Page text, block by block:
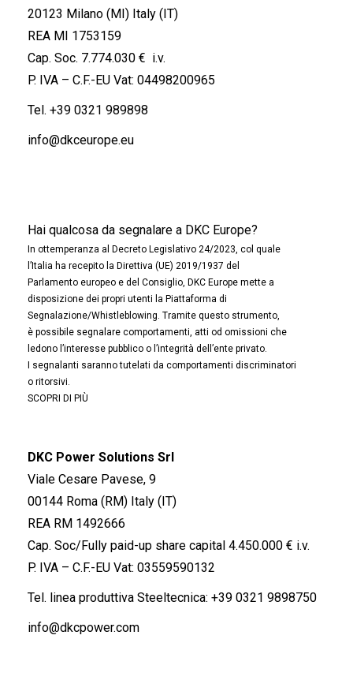
20123 Milano (MI) Italy (IT)
REA MI 1753159
Cap. Soc. 7.774.030 € i.v.
P. IVA – C.F.-EU Vat: 04498200965
Tel. +39 0321 989898
info@dkceurope.eu
Hai qualcosa da segnalare a DKC Europe?
In ottemperanza al Decreto Legislativo 24/2023, col quale
l’Italia ha recepito la Direttiva (UE) 2019/1937 del
Parlamento europeo e del Consiglio, DKC Europe mette a
disposizione dei propri utenti la Piattaforma di
Segnalazione/Whistleblowing. Tramite questo strumento,
è possibile segnalare comportamenti, atti od omissioni che
ledono l’interesse pubblico o l’integrità dell’ente privato.
I segnalanti saranno tutelati da comportamenti discriminatori
o ritorsivi.
SCOPRI DI PIÙ
DKC Power Solutions Srl
Viale Cesare Pavese, 9
00144 Roma (RM) Italy (IT)
REA RM 1492666
Cap. Soc/Fully paid-up share capital 4.450.000 € i.v.
P. IVA – C.F.-EU Vat: 03559590132
Tel. linea produttiva Steeltecnica: +39 0321 9898750
info@dkcpower.com